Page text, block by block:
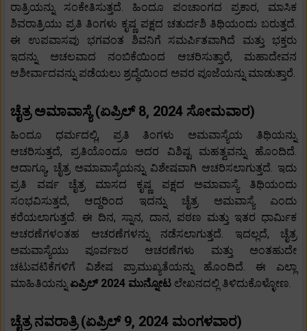
ರಾತ್ರಿಯನ್ನು ಸಂಕೇತಿಸುತ್ತದೆ. ಹಿಂದೂ ಪಂಚಾಂಗದ ಪ್ರಕಾರ, ಮಾಸಿಕ
ಶಿವರಾತ್ರಿಯು ಪ್ರತಿ ತಿಂಗಳು ಕೃಷ್ಣ ಪಕ್ಷದ ಚತುರ್ದಶಿ ತಿಥಿಯಂದು ಬರುತ್ತದೆ.
ಈ ಉಪವಾಸವು ಭಗವಂತ ಶಿವನಿಗೆ ಸಮರ್ಪಿತವಾಗಿದೆ ಮತ್ತು ಭಕ್ತರು
ಇದನ್ನು ಅಚಲವಾದ ನಂಬಿಕೆಯಿಂದ ಆಚರಿಸುತ್ತಾರೆ, ಮಹಾದೇವನ
ಆಶೀರ್ವಾದವನ್ನು ಪಡೆಯಲು ಶ್ರದ್ಧೆಯಿಂದ ಅವರ ಪೂಜೆಯನ್ನು ಮಾಡುತ್ತಾರೆ.
ಚೈತ್ರ ಅಮಾವಾಸ್ಯೆ (ಏಪ್ರಿಲ್ 8, 2024 ಸೋಮವಾರ)
ಹಿಂದೂ ಧರ್ಮದಲ್ಲಿ, ಪ್ರತಿ ತಿಂಗಳು ಅಮವಾಸ್ಯೆಯ ತಿಥಿಯನ್ನು
ಆಚರಿಸುತ್ತದೆ, ಪ್ರತಿಯೊಂದೂ ಅದರ ವಿಶಿಷ್ಟ ಮಹತ್ವವನ್ನು ಹೊಂದಿದೆ.
ಆದಾಗ್ಯೂ, ಚೈತ್ರ ಅಮಾವಾಸ್ಯೆಯನ್ನು ವಿಶೇಷವಾಗಿ ಆಚರಿಸಲಾಗುತ್ತದೆ. ಇದು
ಪ್ರತಿ ವರ್ಷ ಚೈತ್ರ ಮಾಸದ ಕೃಷ್ಣ ಪಕ್ಷದ ಅಮಾವಾಸ್ಯೆ ತಿಥಿಯಂದು
ಸಂಭವಿಸುತ್ತದೆ, ಆದ್ದರಿಂದ ಇದನ್ನು ಚೈತ್ರ ಅಮವಾಸ್ಯೆ ಎಂದು
ಕರೆಯಲಾಗುತ್ತದೆ. ಈ ದಿನ, ಸ್ನಾನ, ದಾನ, ಪಠಣ ಮತ್ತು ಇತರ ಧಾರ್ಮಿಕ
ಆಚರಣೆಗಳಂತಹ ಆಚರಣೆಗಳನ್ನು ನಡೆಸಲಾಗುತ್ತದೆ. ಇದಲ್ಲದೆ, ಚೈತ್ರ
ಅಮವಾಸ್ಯೆಯು ಪೂರ್ವಜರ ಆಚರಣೆಗಳು ಮತ್ತು ಅಂತಹುದೇ
ಚಟುವಟಿಕೆಗಳಿಗೆ ವಿಶೇಷ ಪ್ರಾಮುಖ್ಯತೆಯನ್ನು ಹೊಂದಿದೆ. ಈ ಎಲ್ಲಾ
ಮಾಹಿತಿಯನ್ನುಏಪ್ರಿಲ್ 2024 ಮುನ್ನೋಟ ಲೇಖನದಲ್ಲಿ ತಿಳಿದುಕೊಳ್ಳೋಣ.
ಚೈತ್ರ ನವರಾತ್ರಿ (ಏಪ್ರಿಲ್ 9, 2024 ಮಂಗಳವಾರ)